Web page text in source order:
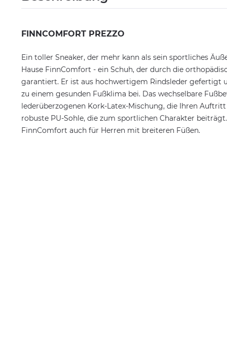
FINNCOMFORT PREZZO
Ein toller Sneaker, der mehr kann als sein sportliches
Hause FinnComfort - ein Schuh, der durch die
garantiert. Er ist aus hochwertigem Rindsleder
zu einem gesunden Fußklima bei. Das wechselbare
lederüberzogenen Kork-Latex-Mischung, die Ihren
robuste PU-Sohle, die zum sportlichen Charakter
FinnComfort auch für Herren mit breiteren Füßen.